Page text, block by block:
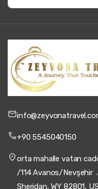
+90 5545040150
orta mahalle vatan
/114 Avanos/Nevşehir
Sheridan, WY 82801,